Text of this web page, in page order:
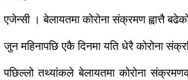
एजेन्सी । बेलायतमा कोरोना संक्रमण ह्वात्तै
जुन महिनापछि एकै दिनमा यति धेरै कोरोना
पछिल्लो तथ्यांकले बेलायतमा कोरोना